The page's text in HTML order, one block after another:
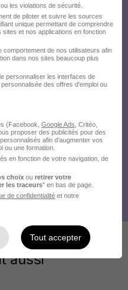
aussi
les violations de sécurité.
de piloter et suivre les sources
unique permettant de comprendre
et nos applications en fonction
comportement de nos utilisateurs afin
dans nos sites beaucoup plus
personnaliser les interfaces de
des offres d'emploi ou
(Facebook, Google Ads , Critéo,
proposer des publicités pour des
afin d’augmenter vos
ou une formation.
en fonction de votre navigation, de
choix ou retirer votre
les traceurs" en bas de page.
de confidentialité et notre
Tout accepter